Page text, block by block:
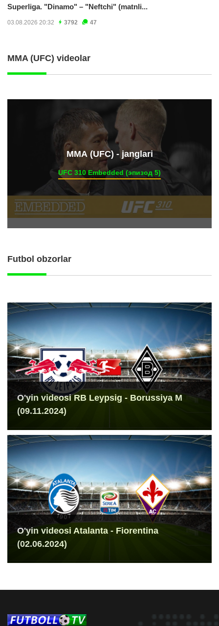
Superliga. "Dinamo" – "Neftchi" (matnli...
03.08.2026 20:32 3792 47
MMA (UFC) videolar
ММА (UFC) - janglari
UFC 310 Embedded (эпизод 5)
Futbol obzorlar
O'yin videosi RB Leypsig - Borussiya M
(09.11.2024)
O'yin videosi Atalanta - Fiorentina
(02.06.2024)